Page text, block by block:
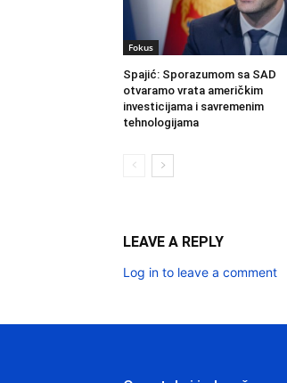
Fokus
Spajić: Sporazumom sa SAD
otvaramo vrata američkim
investicijama i savremenim
tehnologijama
LEAVE A REPLY
Log in to leave a comment